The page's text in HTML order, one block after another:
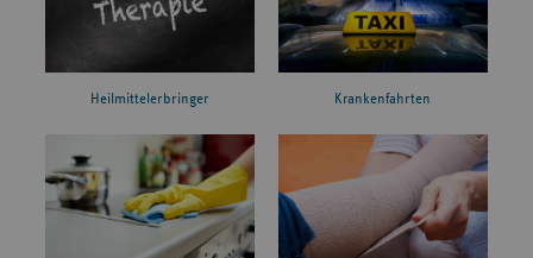
Heilmittelerbringer Krankenfahrten